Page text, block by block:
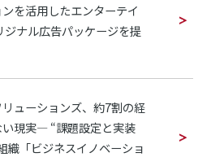
を活用したエンターテイ
ジナル広告パッケージを提
ューションズ、約7割の経
現実— “課題設定と実装
織「ビジネスイノベーショ